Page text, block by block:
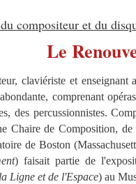
compositeur et du
Le
claviériste et enseignant
comprenant
des percussionnistes.
Chaire de Composition,
de Boston
) faisait partie de
Ligne et de l'Espace) au